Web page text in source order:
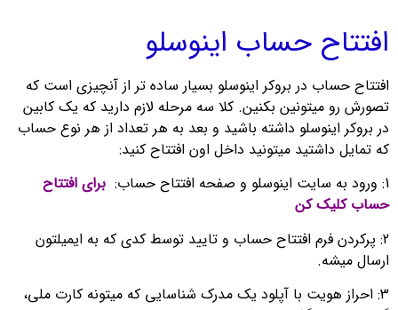
افتتاح حساب اینوسلو
افتتاح حساب در بروکر اینوسلو بسیار ساده تر از آنچیزی است که
تصورش رو میتونین بکنین. کلا سه مرحله لازم دارید که یک کابین
در بروکر اینوسلو داشته باشید و بعد به هر تعداد از هر نوع حساب
که تمایل داشتید میتونید داخل اون افتتاح کنید:
1: ورود به سایت اینوسلو و صفحه افتتاح حساب:
برای افتتاح
حساب کلیک کن
2: پرکردن فرم افتتاح حساب و تایید توسط کدی که به ایمیلتون
ارسال میشه.
3: احراز هویت با آپلود یک مدرک شناسایی که میتونه کارت ملی،